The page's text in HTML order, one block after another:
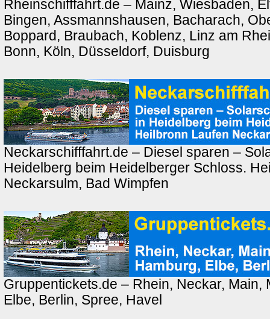
Rheinschifffahrt.de – Mainz, Wiesbaden,
Bingen, Assmannshausen, Bacharach,
Boppard, Braubach, Koblenz, Linz am
Bonn, Köln, Düsseldorf, Duisburg
Neckarschifffahrt.de – Diesel sparen –
Heidelberg beim Heidelberger Schloss.
Neckarsulm, Bad Wimpfen
Gruppentickets.de – Rhein, Neckar, Main,
Elbe, Berlin, Spree, Havel